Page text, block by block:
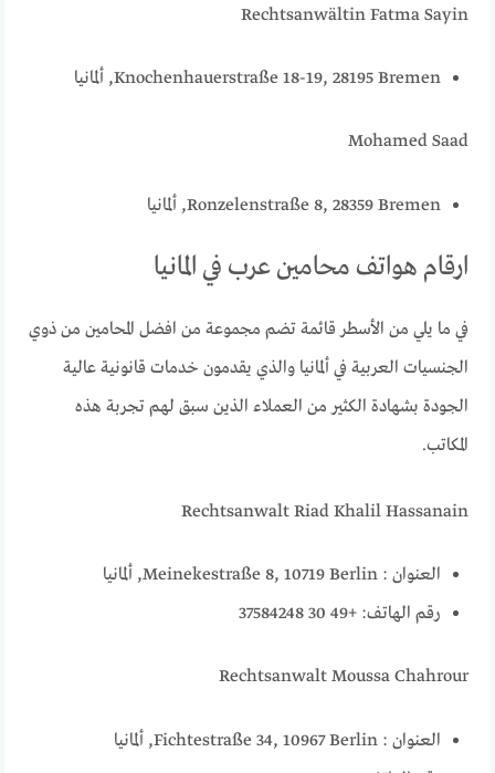
Rechtsanwältin Fatma Sayin
Knochenhauerstraße 18-19, 28195 Bremen, ألمانيا
Mohamed Saad
Ronzelenstraße 8, 28359 Bremen, ألمانيا
ارقام هواتف محامين عرب في المانيا
في ما يلي من الأسطر قائمة تضم مجموعة من افضل المحامين من ذوي
الجنسيات العربية في ألمانيا والذي يقدمون خدمات قانونية عالية
الجودة بشهادة الكثير من العملاء الذين سبق لهم تجربة هذه
المكاتب.
Rechtsanwalt Riad Khalil Hassanain
العنوان : Meinekestraße 8, 10719 Berlin, ألمانيا
رقم الهاتف: +49 30 37584248
Rechtsanwalt Moussa Chahrour
العنوان : Fichtestraße 34, 10967 Berlin, ألمانيا